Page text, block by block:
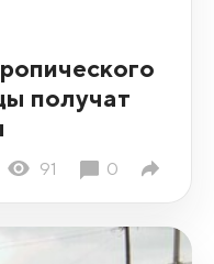
получат
91 0